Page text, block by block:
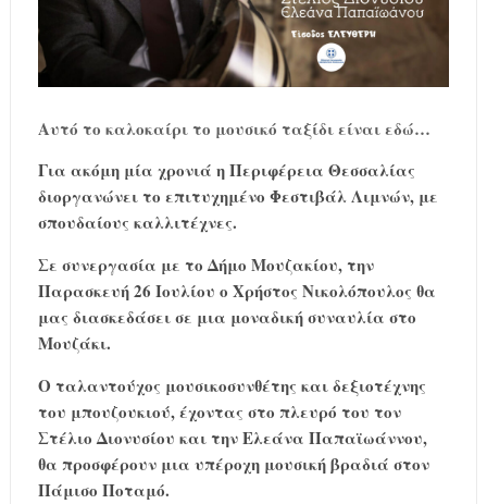
Αυτό το καλοκαίρι το μουσικό ταξίδι είναι εδώ…
Για ακόμη μία χρονιά η Περιφέρεια Θεσσαλίας
διοργανώνει το επιτυχημένο Φεστιβάλ Λιμνών, με
σπουδαίους καλλιτέχνες.
Σε συνεργασία με το Δήμο Μουζακίου, την
Παρασκευή 26 Ιουλίου ο Χρήστος Νικολόπουλος θα
μας διασκεδάσει σε μια μοναδική συναυλία στο
Μουζάκι.
Ο ταλαντούχος μουσικοσυνθέτης και δεξιοτέχνης
του μπουζουκιού, έχοντας στο πλευρό του τον
Στέλιο Διονυσίου και την Ελεάνα Παπαϊωάννου,
θα προσφέρουν μια υπέροχη μουσική βραδιά στον
Πάμισο Ποταμό.